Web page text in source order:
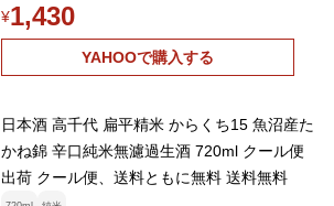
¥1,430
YAHOOで購入する
日本酒 高千代 扁平精米 からくち15 魚沼産た
かね錦 辛口純米無濾過生酒 720ml クール便
出荷 クール便、送料ともに無料 送料無料